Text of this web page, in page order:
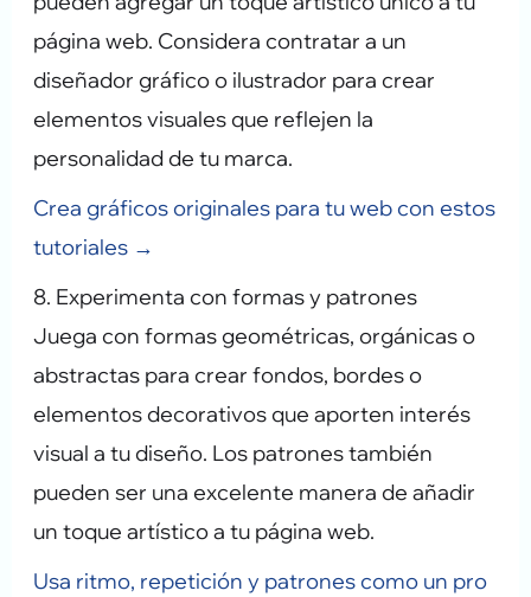
página web. Considera contratar a un
diseñador gráfico o ilustrador para crear
elementos visuales que reflejen la
personalidad de tu marca.
Crea gráficos originales para tu web con estos
tutoriales →
8. Experimenta con formas y patrones
Juega con formas geométricas, orgánicas o
abstractas para crear fondos, bordes o
elementos decorativos que aporten interés
visual a tu diseño. Los patrones también
pueden ser una excelente manera de añadir
un toque artístico a tu página web.
Usa ritmo, repetición y patrones como un pro